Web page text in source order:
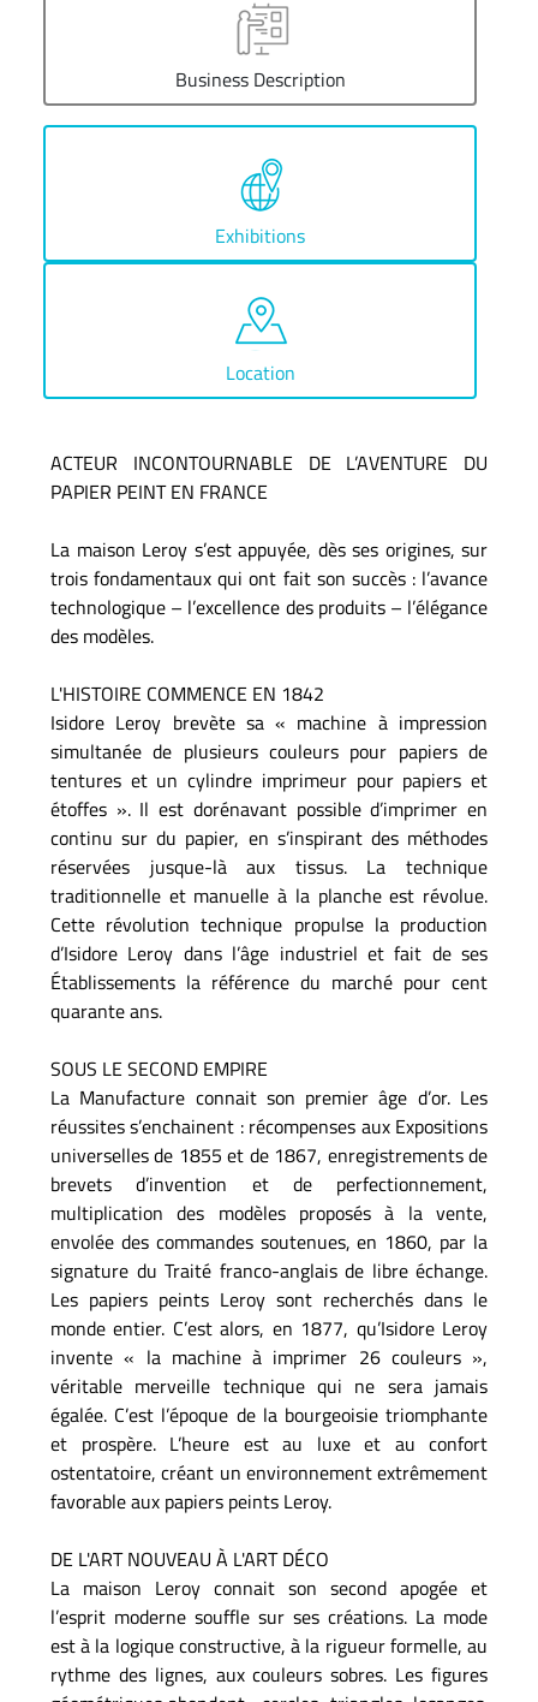
Business Description
Exhibitions
Location
ACTEUR INCONTOURNABLE DE L’AVENTURE DU
PAPIER PEINT EN FRANCE
La maison Leroy s’est appuyée, dès ses origines, sur
trois fondamentaux qui ont fait son succès : l’avance
technologique – l’excellence des produits – l’élégance
des modèles.
L'HISTOIRE COMMENCE EN 1842
Isidore Leroy brevète sa « machine à impression
simultanée de plusieurs couleurs pour papiers de
tentures et un cylindre imprimeur pour papiers et
étoffes ». Il est dorénavant possible d’imprimer en
continu sur du papier, en s’inspirant des méthodes
réservées jusque-là aux tissus. La technique
traditionnelle et manuelle à la planche est révolue.
Cette révolution technique propulse la production
d’Isidore Leroy dans l’âge industriel et fait de ses
Établissements la référence du marché pour cent
quarante ans.
SOUS LE SECOND EMPIRE
La Manufacture connait son premier âge d’or. Les
réussites s’enchainent : récompenses aux Expositions
universelles de 1855 et de 1867, enregistrements de
brevets d’invention et de perfectionnement,
multiplication des modèles proposés à la vente,
envolée des commandes soutenues, en 1860, par la
signature du Traité franco-anglais de libre échange.
Les papiers peints Leroy sont recherchés dans le
monde entier. C’est alors, en 1877, qu’Isidore Leroy
invente « la machine à imprimer 26 couleurs »,
véritable merveille technique qui ne sera jamais
égalée. C’est l’époque de la bourgeoisie triomphante
et prospère. L’heure est au luxe et au confort
ostentatoire, créant un environnement extrêmement
favorable aux papiers peints Leroy.
DE L'ART NOUVEAU À L'ART DÉCO
La maison Leroy connait son second apogée et
l’esprit moderne souffle sur ses créations. La mode
est à la logique constructive, à la rigueur formelle, au
rythme des lignes, aux couleurs sobres. Les figures